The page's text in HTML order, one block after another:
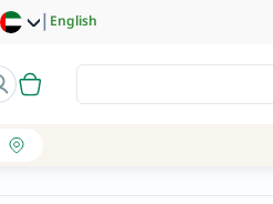
|English